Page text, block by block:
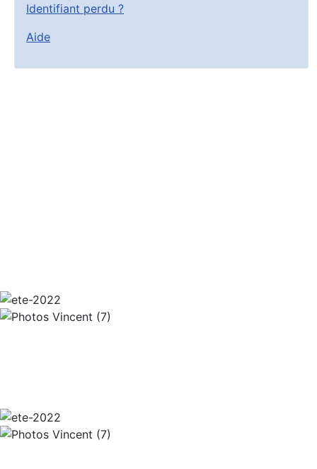
Identifiant perdu ?
Aide